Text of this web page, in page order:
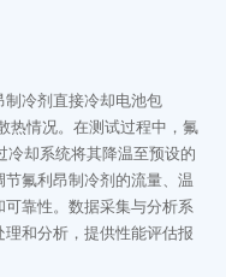
冷剂直接冷却电池包
热情况。在测试过程中，氟
却系统将其降温至预设的
氟利昂制冷剂的流量、温
靠性。数据采集与分析系
和分析，提供性能评估报